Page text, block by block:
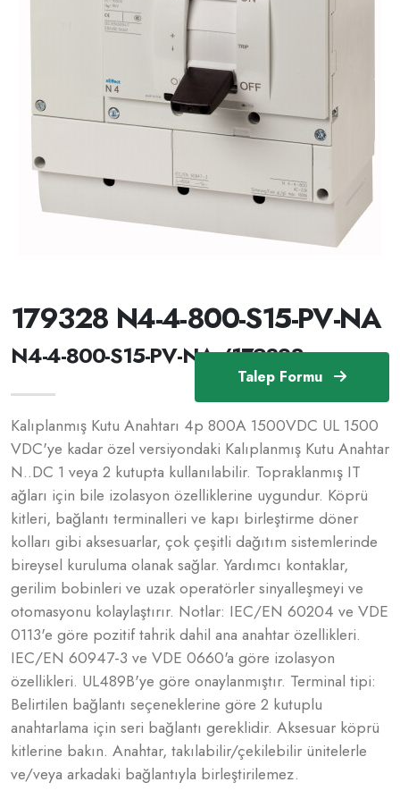
Talep Formu
179328 N4-4-800-S15-PV-NA
N4-4-800-S15-PV-NA /179328
Kalıplanmış Kutu Anahtarı 4p 800A 1500VDC UL 1500
VDC'ye kadar özel versiyondaki Kalıplanmış Kutu Anahtar
N..DC 1 veya 2 kutupta kullanılabilir. Topraklanmış IT
ağları için bile izolasyon özelliklerine uygundur. Köprü
kitleri, bağlantı terminalleri ve kapı birleştirme döner
kolları gibi aksesuarlar, çok çeşitli dağıtım sistemlerinde
bireysel kuruluma olanak sağlar. Yardımcı kontaklar,
gerilim bobinleri ve uzak operatörler sinyalleşmeyi ve
otomasyonu kolaylaştırır. Notlar: IEC/EN 60204 ve VDE
0113'e göre pozitif tahrik dahil ana anahtar özellikleri.
IEC/EN 60947-3 ve VDE 0660'a göre izolasyon
özellikleri. UL489B'ye göre onaylanmıştır. Terminal tipi:
Belirtilen bağlantı seçeneklerine göre 2 kutuplu
anahtarlama için seri bağlantı gereklidir. Aksesuar köprü
kitlerine bakın. Anahtar, takılabilir/çekilebilir ünitelerle
ve/veya arkadaki bağlantıyla birleştirilemez.